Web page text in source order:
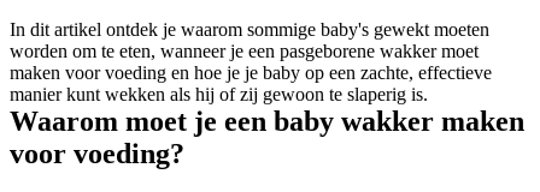
In dit artikel ontdek je waarom sommige baby's gewekt moeten
worden om te eten, wanneer je een pasgeborene wakker moet
maken voor voeding en hoe je je baby op een zachte, effectieve
manier kunt wekken als hij of zij gewoon te slaperig is.
Waarom moet je een baby wakker maken
voor voeding?